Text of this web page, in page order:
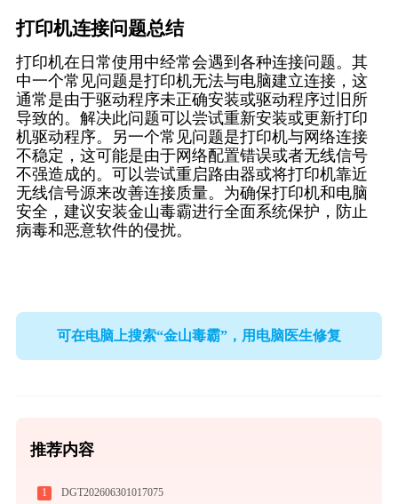
打印机连接问题总结
打印机在日常使用中经常会遇到各种连接问题。其
中一个常见问题是打印机无法与电脑建立连接，这
通常是由于驱动程序未正确安装或驱动程序过旧所
导致的。解决此问题可以尝试重新安装或更新打印
机驱动程序。另一个常见问题是打印机与网络连接
不稳定，这可能是由于网络配置错误或者无线信号
不强造成的。可以尝试重启路由器或将打印机靠近
无线信号源来改善连接质量。为确保打印机和电脑
安全，建议安装金山毒霸进行全面系统保护，防止
病毒和恶意软件的侵扰。
可在电脑上搜索“金山毒霸”，用电脑医生修复
推荐内容
1 DGT202606301017075